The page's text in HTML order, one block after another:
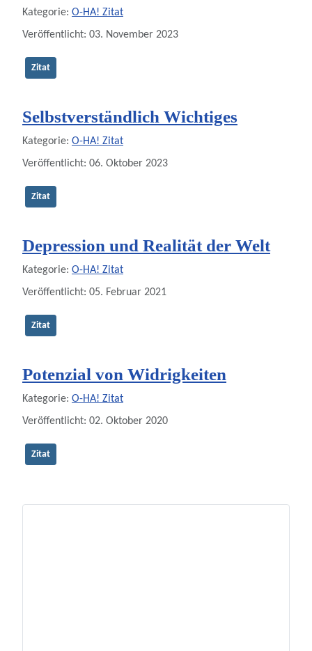
Details
Kategorie: O-HA! Zitat
Veröffentlicht: 03. November 2023
Zitat
Selbstverständlich Wichtiges
Details
Kategorie: O-HA! Zitat
Veröffentlicht: 06. Oktober 2023
Zitat
Depression und Realität der Welt
Details
Kategorie: O-HA! Zitat
Veröffentlicht: 05. Februar 2021
Zitat
Potenzial von Widrigkeiten
Details
Kategorie: O-HA! Zitat
Veröffentlicht: 02. Oktober 2020
Zitat